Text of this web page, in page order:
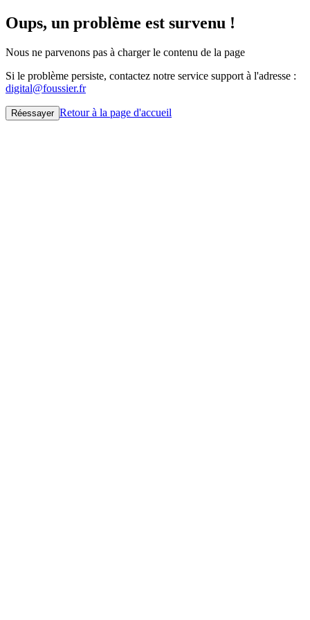
Oups, un problème est survenu !
Nous ne parvenons pas à charger le contenu de la page
Si le problème persiste, contactez notre service support à l'adresse :
digital@foussier.fr
Réessayer Retour à la page d'accueil